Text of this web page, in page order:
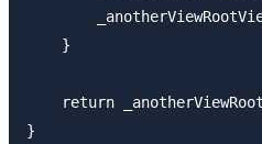
    }
return
}